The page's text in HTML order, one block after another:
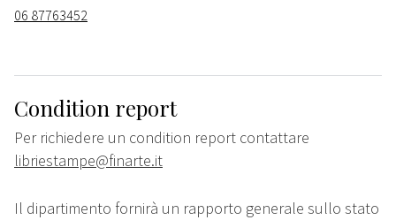
06 87763452
Condition report
Per richiedere un condition report contattare
libriestampe@finarte.it
Il dipartimento fornirà un rapporto generale sullo stato